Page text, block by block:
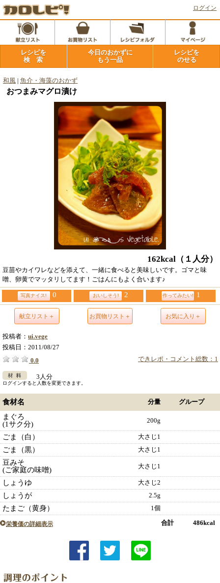
ログイン
レシピを
検 索
今日のおかずに
もう一品
レシピを
のせる
和風 魚介・海藻のおかず
おつまみマグロ漬け
162kcal （１人分）
豆苗やカイワレなどを添えて、一緒に食べると美味しいです。ゴマと味
噌、卵黄でマッタリしてます！ごはんにもよく合います♪
写真ナイス! 0 おいしそう! 2 作ってみたい! 1
献立リスト＋ お買物リスト＋ お気に入り＋
投稿者： ui.vege
投稿日： 2011/08/27
できレポ・コメント総数：1
0.0
3人分
ログインすると人数を変更できます。
食材名 分量 グループ
まぐろ
(1サク分)
200g
ごま（白） 大さじ1
ごま（黒） 大さじ1
豆みそ
(ご家庭の味噌)
大さじ1
しょうゆ 大さじ2
しょうが 2.5g
たまご（黄身） 1個
栄養価の詳細表示 合計 486kcal